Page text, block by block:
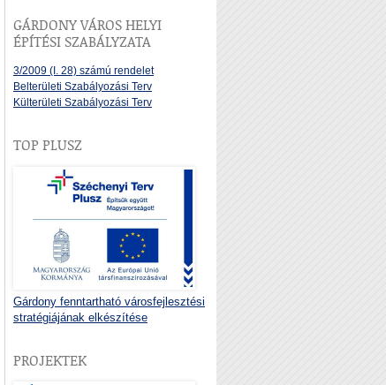
GÁRDONY VÁROS HELYI
ÉPÍTÉSI SZABÁLYZATA
3/2009 (I. 28) számú rendelet
Belterületi Szabályozási Terv
Külterületi Szabályozási Terv
TOP PLUSZ
Gárdony fenntartható városfejlesztési
stratégiájának elkészítése
PROJEKTEK